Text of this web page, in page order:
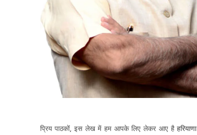
प्रिय पाठकों, इस लेख में हम आपके लिए लेकर आए है